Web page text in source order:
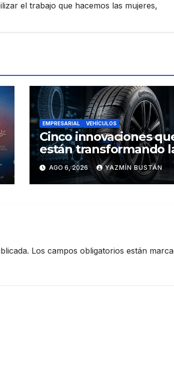
el trabajo que hacemos las mujeres,
EMPRESARIAL VEHÍCULOS
Cinco innovaciones
están transformando
industria de los
redefinen el futuro de
movilidad
AGO 6, 2026 YAZMÍN BUSTÁN
Los campos obligatorios están